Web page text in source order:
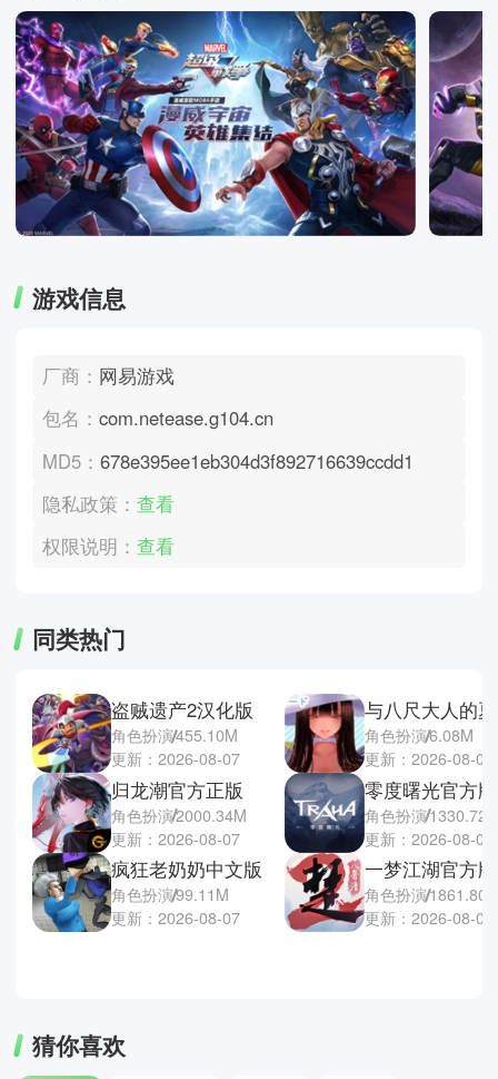
游戏信息
厂商： 网易游戏
包名：com.netease.g104.cn
MD5：678e395ee1eb304d3f892716639ccdd1
隐私政策：查看
权限说明：查看
同类热门
盗贼遗产2汉化版
角色扮演455.10M
更新：2026-08-07
归龙潮官方正版
角色扮演2000.34M
更新：2026-08-07
疯狂老奶奶中文版
角色扮演99.11M
更新：2026-08-07
角色扮演6.08M
更新：2026-08-07
零度曙光官方版
角色扮演
更新：2026-08-07
一梦江湖官方版
角色扮演
更新：2026-08-07
猜你喜欢